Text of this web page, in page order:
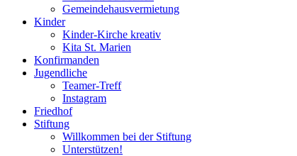
Gemeindehausvermietung
Kinder
Kinder-Kirche kreativ
Kita St. Marien
Konfirmanden
Jugendliche
Teamer-Treff
Instagram
Friedhof
Stiftung
Willkommen bei der Stiftung
Unterstützen!